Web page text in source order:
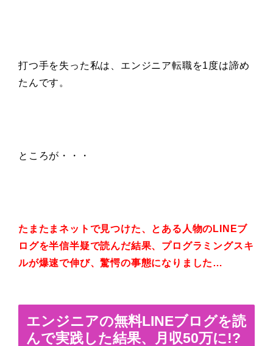
打つ手を失った私は、エンジニア転職を1度は諦め
たんです。
ところが・・・
たまたまネットで見つけた、とある人物のLINEブ
ログを半信半疑で読んだ結果、プログラミングスキ
ルが爆速で伸び、驚愕の事態になりました…
エンジニアの無料LINEブログを読
んで実践した結果、月収50万に!?